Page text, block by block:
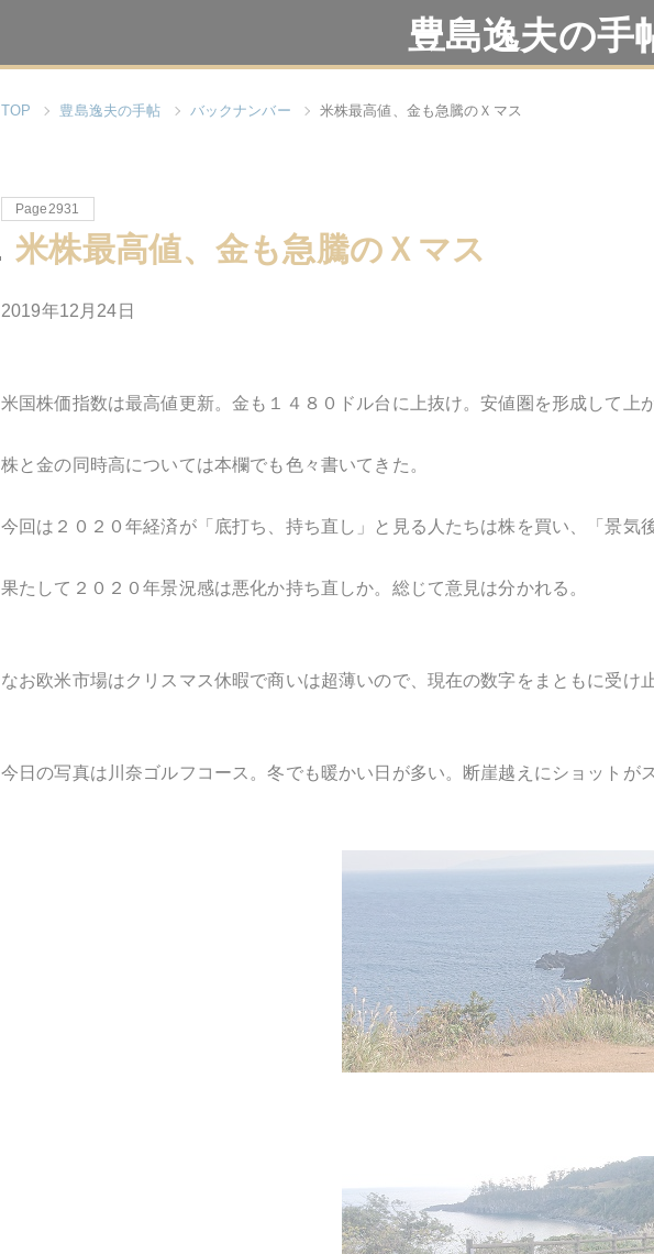
豊島逸夫の手
TOP 豊島逸夫の手帖 バックナンバー 米株最高値、金も急騰のＸマス
Page2931
米株最高値、金も急騰のＸマス
2019年12月24日
米国株価指数は最高値更新。金も１４８０ドル台に上抜け。安値圏を形成して上
株と金の同時高については本欄でも色々書いてきた。
今回は２０２０年経済が「底打ち、持ち直し」と見る人たちは株を買い、「景気
果たして２０２０年景況感は悪化か持ち直しか。総じて意見は分かれる。
なお欧米市場はクリスマス休暇で商いは超薄いので、現在の数字をまともに受け
今日の写真は川奈ゴルフコース。冬でも暖かい日が多い。断崖越えにショットが